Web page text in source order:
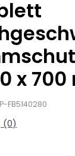
x
FB5140280
(0)